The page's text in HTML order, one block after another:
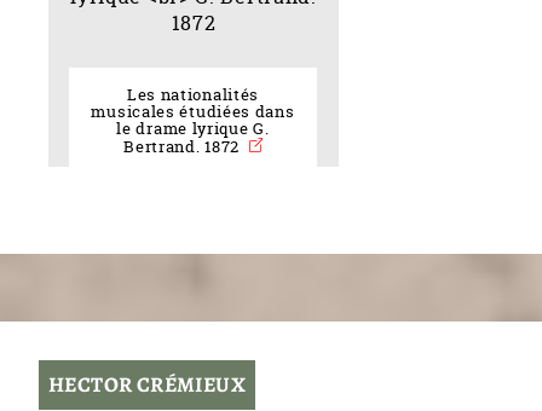
Les nationalités
musicales étudiées dans
le drame lyrique G.
Bertrand. 1872
HECTOR CRÉMIEUX